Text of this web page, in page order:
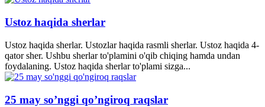
Ustoz haqida sherlar
Ustoz haqida sherlar. Ustozlar haqida rasmli sherlar. Ustoz haqida 4-
qator sher. Ushbu sherlar to'plamini o'qib chiqing hamda undan
foydalaning. Ustoz haqida sherlar to'plami sizga...
25 may so’nggi qo’ngiroq raqslar